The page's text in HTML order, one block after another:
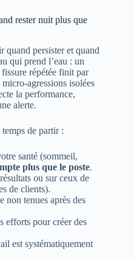
rester nuit plus que
quand persister et quand
qui prend l’eau : un
répétée finit par
agressions isolées
la performance,
alerte.
temps de partir :
santé (sommeil,
plus que le poste.
ou sur ceux de
de clients).
non tenues après des
efforts pour créer des
est systématiquement